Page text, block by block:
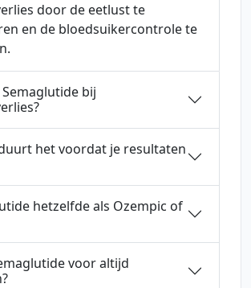
door de eetlust te
en de bloedsuikercontrole te
bij
het voordat je resultaten
hetzelfde als Ozempic of
voor altijd